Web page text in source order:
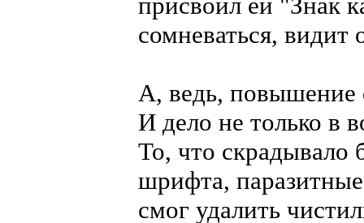
сомневаться, видит
А, ведь, повышение
И дело не только в
То, что скрадывало
шрифта,
смог удалить